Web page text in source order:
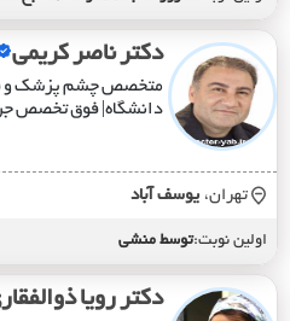
دکتر ناصر کریمی
متخصص چشم پزشک و
دانشگاه| فوق تخصص
تهران، يوسف آباد
اولین نوبت:توسط منشی
دکتر رویا